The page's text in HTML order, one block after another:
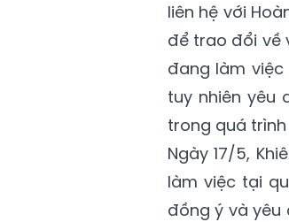
liên hệ với
để trao đổi về
đang làm việc
tuy nhiên yêu
trong quá
Ngày 17/5,
làm việc tại
đồng ý và yêu